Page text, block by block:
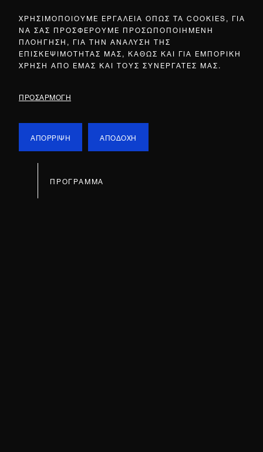
ΧΡΗΣΙΜΟΠΟΙΟΥΜΕ ΕΡΓΑΛΕΙΑ ΟΠΩΣ ΤΑ COOKIES, ΓΙΑ
ΝΑ ΣΑΣ ΠΡΟΣΦΕΡΟΥΜΕ ΠΡΟΣΩΠΟΠΟΙΗΜΕΝΗ
ΠΛΟΗΓΗΣΗ, ΓΙΑ ΤΗΝ ΑΝΑΛΥΣΗ ΤΗΣ
ΕΠΙΣΚΕΨΙΜΟΤΗΤΑΣ ΜΑΣ, ΚΑΘΩΣ ΚΑΙ ΓΙΑ ΕΜΠΟΡΙΚΗ
ΧΡΗΣΗ ΑΠΟ ΕΜΑΣ ΚΑΙ ΤΟΥΣ ΣΥΝΕΡΓΑΤΕΣ ΜΑΣ.
ΠΡΟΣΑΡΜΟΓΗ
ΑΠΟΡΡΙΨΗ ΑΠΟΔΟΧΗ
ΠΡΟΓΡΑΜΜΑ